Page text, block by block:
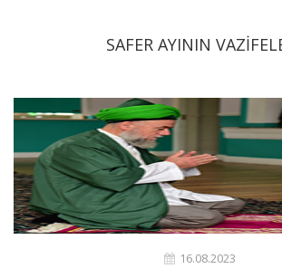
SAFER AYININ
16.08.2023